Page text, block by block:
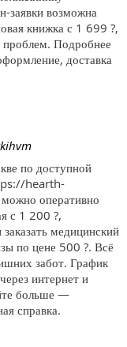
заявки возможна
книжка с 1 699 ?,
Подробнее
доставка
по доступной
hearth-
оперативно
с 1 200 ?,
медицинский
по цене 500 ?. Всё
забот. График
интернет и
больше —
справка.